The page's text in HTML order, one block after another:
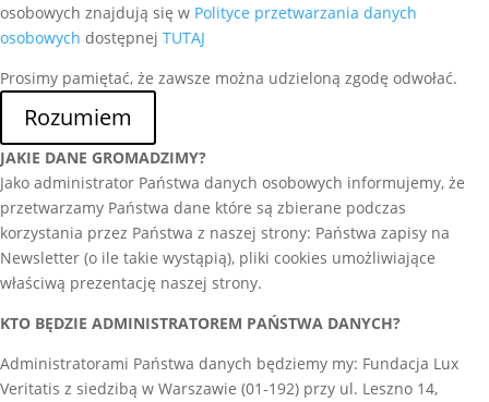
osobowych znajdują się w Polityce przetwarzania danych
osobowych dostępnej TUTAJ
Prosimy pamiętać, że zawsze można udzieloną zgodę odwołać.
Rozumiem
JAKIE DANE GROMADZIMY?
Jako administrator Państwa danych osobowych informujemy, że
przetwarzamy Państwa dane które są zbierane podczas
korzystania przez Państwa z naszej strony: Państwa zapisy na
Newsletter (o ile takie wystąpią), pliki cookies umożliwiające
właściwą prezentację naszej strony.
KTO BĘDZIE ADMINISTRATOREM PAŃSTWA DANYCH?
Administratorami Państwa danych będziemy my: Fundacja Lux
Veritatis z siedzibą w Warszawie (01-192) przy ul. Leszno 14,